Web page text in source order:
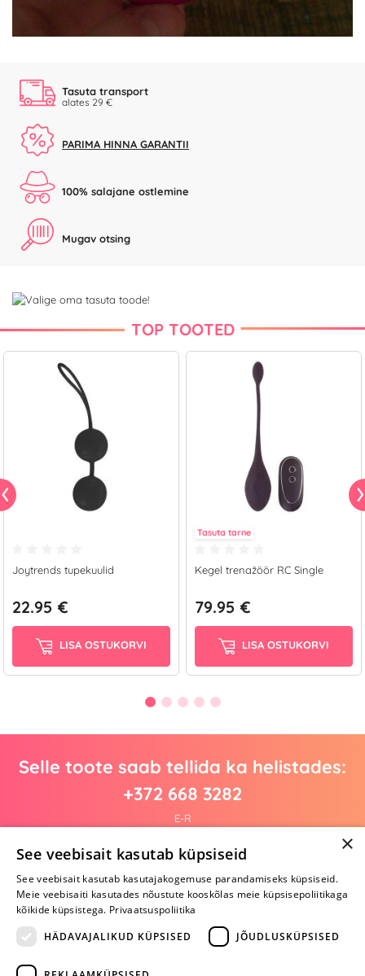
Tasuta transport
alates 29 €
PARIMA HINNA GARANTII
100% salajane ostlemine
Mugav otsing
TOP TOOTED
Joytrends tupekuulid
22.95 €
LISA OSTUKORVI
Tasuta tarne
Kegel trenažöör RC Single
79.95 €
LISA OSTUKORVI
Selle toote saab tellida ka helistades:
+372 668 3282
E-R
Arvustusi veel pole
Ole esimene!
Kirjuta arvustus ja SAA KINGITUS!
×
See veebisait kasutab küpsiseid
See veebisait kasutab kasutajakogemuse parandamiseks küpsiseid.
Meie veebisaiti kasutades nõustute kooskõlas meie küpsisepoliitikaga
kõikide küpsistega. Privaatsuspoliitika
HÄDAVAJALIKUD KÜPSISED
JÕUDLUSKÜPSISED